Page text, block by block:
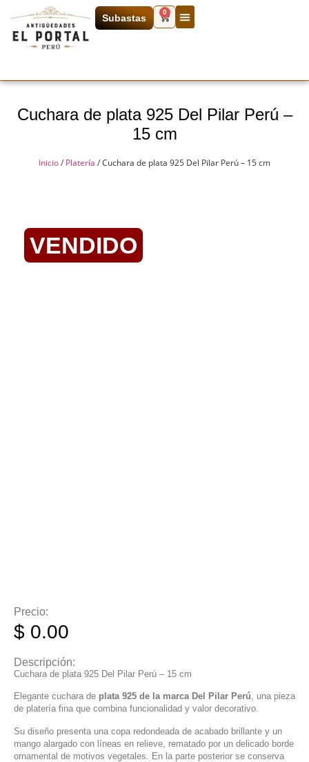
Subastas
0
Cuchara de plata 925 Del Pilar Perú –
15 cm
Inicio/ Platería / Cuchara de plata 925 Del Pilar Perú – 15 cm
VENDIDO
Precio:
$ 0.00
Descripción:
Cuchara de plata 925 Del Pilar Perú – 15 cm
Elegante cuchara de plata 925 de la marca Del Pilar Perú, una pieza
de platería fina que combina funcionalidad y valor decorativo.
Su diseño presenta una copa redondeada de acabado brillante y un
mango alargado con líneas en relieve, rematado por un delicado borde
ornamental de motivos vegetales. En la parte posterior se conserva